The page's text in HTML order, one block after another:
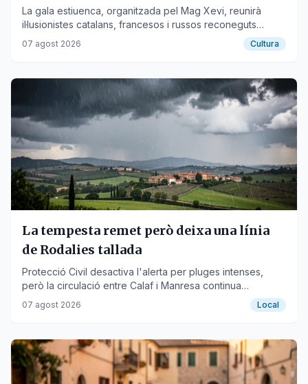
La gala estiuenca, organitzada pel Mag Xevi, reunirà
il·lusionistes catalans, francesos i russos reconeguts
internacionalment.
07 agost 2026 Cultura
La tempesta remet però deixa una línia
de Rodalies tallada
Protecció Civil desactiva l'alerta per pluges intenses,
però la circulació entre Calaf i Manresa continua
interrompuda per una incidència a la catenària.
07 agost 2026 Local